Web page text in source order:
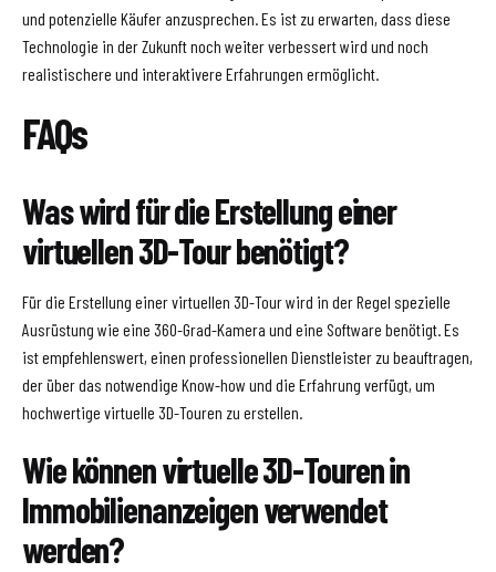
und potenzielle Käufer anzusprechen. Es ist zu erwarten, dass diese
Technologie in der Zukunft noch weiter verbessert wird und noch
realistischere und interaktivere Erfahrungen ermöglicht.
FAQs
Was wird für die Erstellung einer
virtuellen 3D-Tour benötigt?
Für die Erstellung einer virtuellen 3D-Tour wird in der Regel spezielle
Ausrüstung wie eine 360-Grad-Kamera und eine Software benötigt. Es
ist empfehlenswert, einen professionellen Dienstleister zu beauftragen,
der über das notwendige Know-how und die Erfahrung verfügt, um
hochwertige virtuelle 3D-Touren zu erstellen.
Wie können virtuelle 3D-Touren in
Immobilienanzeigen verwendet
werden?